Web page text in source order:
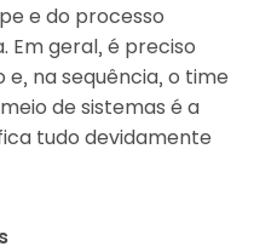
e do processo
Em geral, é preciso
na sequência, o time
de sistemas é a
tudo devidamente